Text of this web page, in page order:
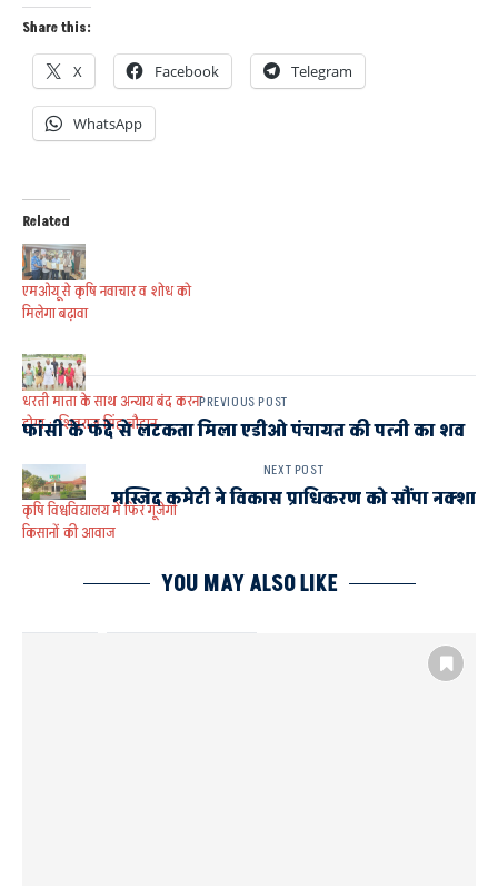
Share this:
X Facebook Telegram
WhatsApp
Related
एमओयू से कृषि नवाचार व शोध को
मिलेगा बढ़ावा
धरती माता के साथ अन्याय बंद करना
होगा : शिवराज सिंह चौहान
कृषि विश्वविद्यालय में फिर गूंजेगी
किसानों की आवाज
PREVIOUS POST
फांसी के फंदे से लटकता मिला एडीओ पंचायत की पत्नी का शव
NEXT POST
मस्जिद कमेटी ने विकास प्राधिकरण को सौंपा नक्शा
YOU MAY ALSO LIKE